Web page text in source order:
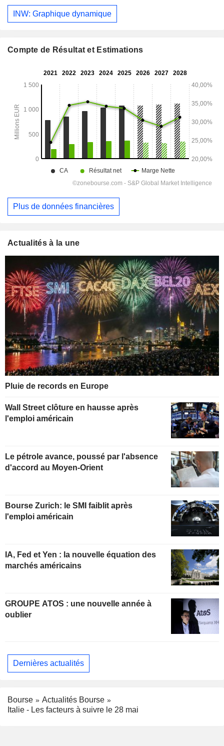
INW: Graphique dynamique
Compte de Résultat et Estimations
Plus de données financières
Actualités à la une
Pluie de records en Europe
Wall Street clôture en hausse après
l'emploi américain
Le pétrole avance, poussé par l'absence
d'accord au Moyen-Orient
Bourse Zurich: le SMI faiblit après
l'emploi américain
IA, Fed et Yen : la nouvelle équation des
marchés américains
GROUPE ATOS : une nouvelle année à
oublier
Dernières actualités
Bourse
Actualités Bourse
Italie - Les facteurs à suivre le 28 mai